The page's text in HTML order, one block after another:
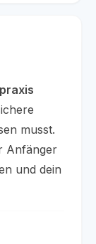
musst.
Anfänger
und dein